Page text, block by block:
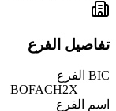
تفاصيل الفرع
BIC الفرع
BOFACH2X
اسم الفرع